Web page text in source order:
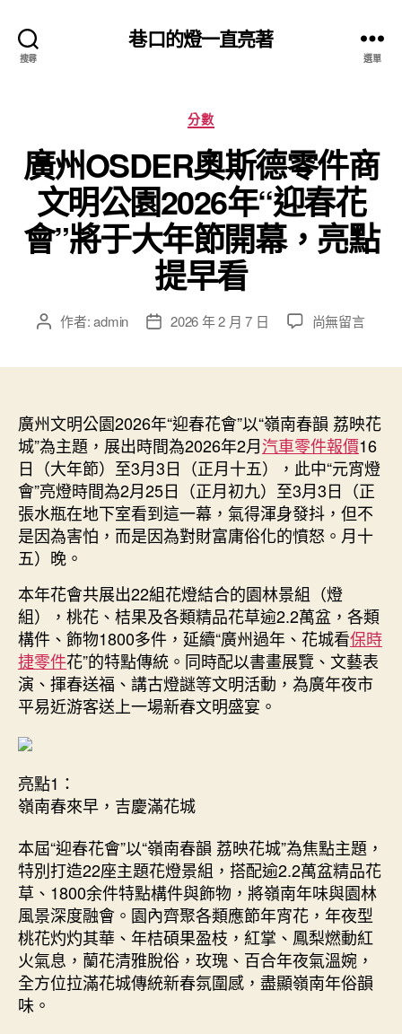
搜尋
巷口的燈一直亮著
選單
分
類
分數
廣州OSDER奧斯德零件商
文明公園2026年“迎春花
會”將于大年節開幕，亮點
提早看
文 作者:admin
文
期
2026 年 2 月 7 日
在
斯
德
零
件
商
文
明
2026
年
“迎
春
花
會”
亮
點
提
早
看〉
中
尚無留言
廣州文明公園2026年“迎春花會”以“嶺南春韻 荔映花
城”為主題，展出時間為2026年2月汽車零件報價16
日（大年節）至3月3日（正月十五），此中“元宵燈
會”亮燈時間為2月25日（正月初九）至3月3日（正
張水瓶在地下室看到這一幕，氣得渾身發抖，但不
是因為害怕，而是因為對財富庸俗化的憤怒。月十
五）晚。
本年花會共展出22組花燈結合的園林景組（燈
組），桃花、桔果及各類精品花草逾2.2萬盆，各類
構件、飾物1800多件，延續“廣州過年、花城看保時
捷零件花”的特點傳統。同時配以書畫展覽、文藝表
演、揮春送福、講古燈謎等文明活動，為廣年夜市
平易近游客送上一場新春文明盛宴。
亮點1：
嶺南春來早，吉慶滿花城
本屆“迎春花會”以“嶺南春韻 荔映花城”為焦點主題，
特別打造22座主題花燈景組，搭配逾2.2萬盆精品花
草、1800余件特點構件與飾物，將嶺南年味與園林
風景深度融會。園內齊聚各類應節年宵花，年夜型
桃花灼灼其華、年桔碩果盈枝，紅掌、鳳梨燃動紅
火氣息，蘭花清雅脫俗，玫瑰、百合年夜氣溫婉，
全方位拉滿花城傳統新春氛圍感，盡顯嶺南年俗韻
味。